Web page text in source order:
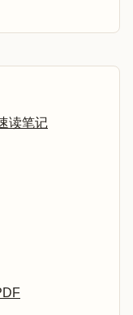
读笔记